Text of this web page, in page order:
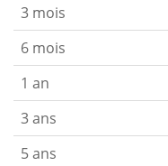
3 mois
6 mois
1 an
3 ans
5 ans